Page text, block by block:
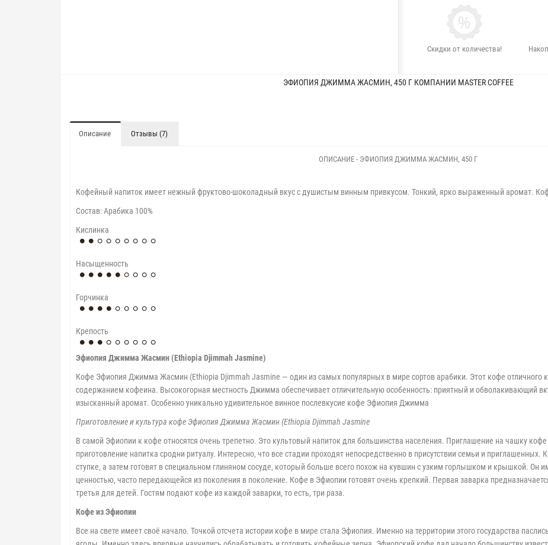
Скидки от количества!
ЭФИОПИЯ ДЖИММА ЖАСМИН, 450 Г КОМПАНИИ MASTER COFFEE
Описание Отзывы (7)
ОПИСАНИЕ - ЭФИОПИЯ ДЖИММА ЖАСМИН, 450 Г
Кофейный напиток имеет нежный фруктово-шоколадный вкус с душистым винным привкусом. Тонкий, ярко выраженный аромат.
Cостав: Арабика 100%
Кислинка
Насыщенность
Горчинка
Крепость
Эфиопия Джимма Жасмин (Ethiopia Djimmah Jasmine)
Кофе Эфиопия Джимма Жасмин (Ethiopia Djimmah Jasmine — один из самых популярных в мире сортов арабики. Этот кофе отличного
содержанием кофеина. Высокогорная местность Джимма обеспечивает отличительную особенность: приятный и обволакивающий
изысканный аромат. Особенно уникально удивительное винное послевкусие кофе Эфиопия Джимма
Приготовление и культура кофе Эфиопия Джимма Жасмин (Ethiopia Djimmah Jasmine
В самой Эфиопии к кофе относятся очень трепетно. Это культовый напиток для большинства населения. Приглашение на чашку
приготовление напитка сродни ритуалу. Интересно, что все стадии проходят непосредственно в присутствии семьи и
ступке, а затем готовят в специальном глиняном сосуде, который больше всего похож на кувшин с узким горлышком и крышкой. Он
ценностью, часто передающейся из поколения в поколение. Кофе в Эфиопии готовят очень крепкий. Первая заварка
третья для детей. Гостям подают кофе из каждой заварки, то есть, три раза.
Кофе из Эфиопии
Все на свете имеет своё начало. Точкой отсчета истории кофе в мире стала Эфиопия. Именно на территории этого государства